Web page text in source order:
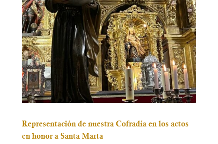
Representación de nuestra Cofradía en los actos
en honor a Santa Marta